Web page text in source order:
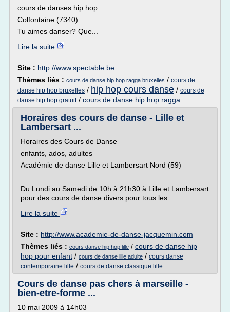
cours de danses hip hop
Colfontaine (7340)
Tu aimes danser? Que...
Lire la suite
Site : http://www.spectable.be
Thèmes liés : cours de danse hip hop ragga bruxelles / cours de
danse hip hop bruxelles / hip hop cours danse / cours de
danse hip hop gratuit/ cours de danse hip hop ragga
Horaires des cours de danse - Lille et
Lambersart ...
Horaires des Cours de Danse
enfants, ados, adultes
Académie de danse Lille et Lambersart Nord (59)
Du Lundi au Samedi de 10h à 21h30 à Lille et Lambersart
pour des cours de danse divers pour tous les...
Lire la suite
Site : http://www.academie-de-danse-jacquemin.com
Thèmes liés : cours danse hip hop lille / cours de danse hip
hop pour enfant / cours de danse lille adulte / cours danse
contemporaine lille / cours de danse classique lille
Cours de danse pas chers à marseille -
bien-etre-forme ...
10 mai 2009 à 14h03